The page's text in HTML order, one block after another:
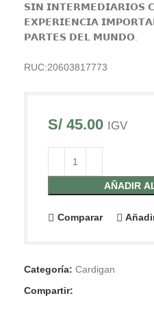
𝗦𝗜𝗡 𝗜𝗡𝗧𝗘𝗥𝗠𝗘𝗗𝗜𝗔𝗥𝗜𝗢𝗦
𝗘𝗫𝗣𝗘𝗥𝗜𝗘𝗡𝗖𝗜𝗔
𝗣𝗔𝗥𝗧𝗘𝗦 𝗗𝗘𝗟 𝗠𝗨𝗡𝗗𝗢.
RUC:20603817773
S/ 45.00 IGV
AÑADIR
Comparar
Categoría: Cardigan
Compartir: